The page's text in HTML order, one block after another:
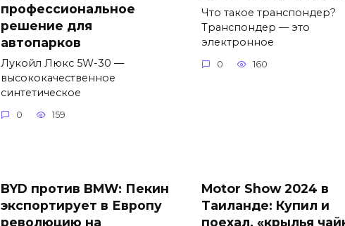
профессиональное
решение для
автопарков
Лукойл Люкс 5W-30 —
высококачественное
синтетическое
0 159
Что такое транспондер?
Транспондер — это
электронное
0 160
BYD против BMW: Пекин
экспортирует в Европу
революцию на
Motor Show 2024 в
Таиланде: Купил и
поехал, «крылья